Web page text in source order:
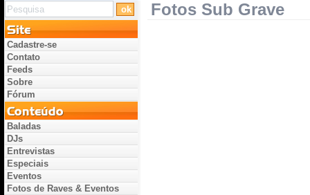
Fotos Sub Grave
Cadastre-se
Contato
Feeds
Sobre
Fórum
Baladas
DJs
Entrevistas
Especiais
Eventos
Fotos de Raves & Eventos